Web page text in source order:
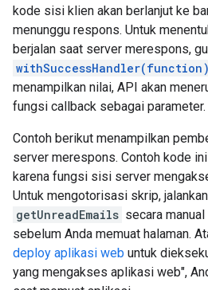
kode sisi klien akan berlanjut ke
menunggu respons. Untuk
berjalan saat server merespons,
withSuccessHandler(function)
menampilkan nilai, API akan
fungsi callback sebagai parameter.
Contoh berikut menampilkan
server merespons. Contoh kode
karena fungsi sisi server
Untuk mengotorisasi skrip,
getUnreadEmails secara
sebelum Anda memuat halaman.
deploy aplikasi web untuk
yang mengakses aplikasi web",